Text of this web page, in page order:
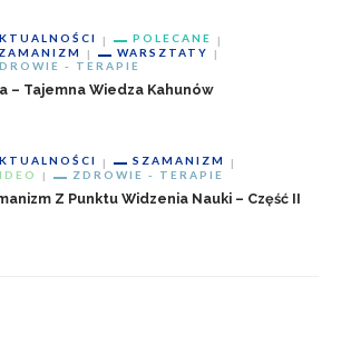
POLECANE
WARSZTATY
- TERAPIE
– Tajemna Wiedza Kahunów
SZAMANIZM
ZDROWIE - TERAPIE
Z Punktu Widzenia Nauki – Część II